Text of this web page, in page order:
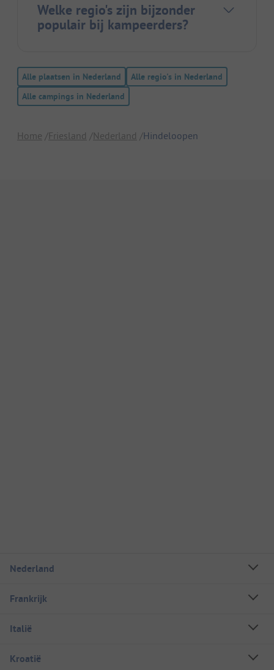
Welke regio's zijn bijzonder
populair bij kampeerders?
Alle plaatsen in Nederland
Alle regio's in Nederland
Alle campings in Nederland
Home Friesland Nederland Hindeloopen
Nederland
Frankrijk
Italië
Kroatië